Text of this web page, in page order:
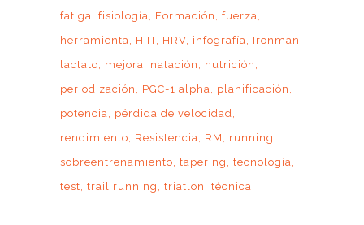
fatiga
fisiología Formación
fuerza
herramienta
HIIT HRV infografía
Ironman
lactato
mejora natación
nutrición
periodización
PGC-1 alpha
planificación
potencia
pérdida de velocidad
rendimiento
Resistencia RM
running
sobreentrenamiento tapering
tecnología
test trail running triatlon técnica